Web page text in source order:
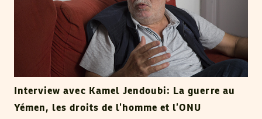
Interview avec Kamel Jendoubi: La guerre au
Yémen, les droits de l’homme et l’ONU